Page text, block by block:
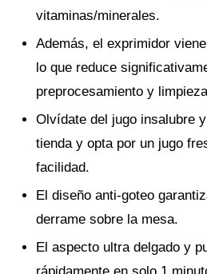
vitaminas/minerales.
Además, el exprimidor
lo que reduce
preprocesamiento y
Olvídate del jugo insalubre
tienda y opta por un jugo
facilidad.
El diseño anti-goteo
derrame sobre la mesa.
El aspecto ultra delgado y